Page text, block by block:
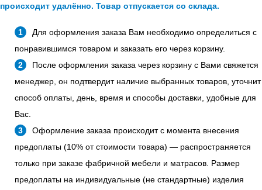
происходит удалённо. Товар отпускается со склада.
Для оформления заказа Вам необходимо определиться с
понравившимся товаром и заказать его через корзину.
После оформления заказа через корзину с Вами свяжется
менеджер, он подтвердит наличие выбранных товаров, уточнит
способ оплаты, день, время и способы доставки, удобные для
Вас.
Оформление заказа происходит с момента внесения
предоплаты (10% от стоимости товара) — распространяется
только при заказе фабричной мебели и матрасов. Размер
предоплаты на индивидуальные (не стандартные) изделия